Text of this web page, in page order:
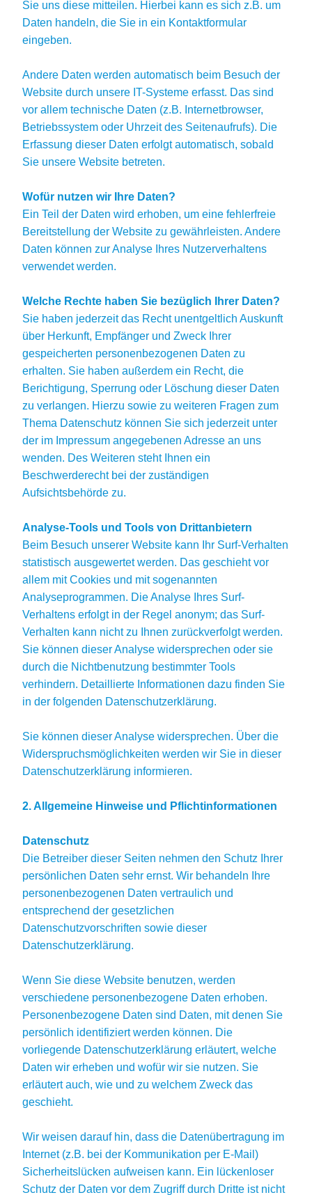
Sie uns diese mitteilen. Hierbei kann es sich z.B. um
Daten handeln, die Sie in ein Kontaktformular
eingeben.
Andere Daten werden automatisch beim Besuch der
Website durch unsere IT-Systeme erfasst. Das sind
vor allem technische Daten (z.B. Internetbrowser,
Betriebssystem oder Uhrzeit des Seitenaufrufs). Die
Erfassung dieser Daten erfolgt automatisch, sobald
Sie unsere Website betreten.
Wofür nutzen wir Ihre Daten?
Ein Teil der Daten wird erhoben, um eine fehlerfreie
Bereitstellung der Website zu gewährleisten. Andere
Daten können zur Analyse Ihres Nutzerverhaltens
verwendet werden.
Welche Rechte haben Sie bezüglich Ihrer Daten?
Sie haben jederzeit das Recht unentgeltlich Auskunft
über Herkunft, Empfänger und Zweck Ihrer
gespeicherten personenbezogenen Daten zu
erhalten. Sie haben außerdem ein Recht, die
Berichtigung, Sperrung oder Löschung dieser Daten
zu verlangen. Hierzu sowie zu weiteren Fragen zum
Thema Datenschutz können Sie sich jederzeit unter
der im Impressum angegebenen Adresse an uns
wenden. Des Weiteren steht Ihnen ein
Beschwerderecht bei der zuständigen
Aufsichtsbehörde zu.
Analyse-Tools und Tools von Drittanbietern
Beim Besuch unserer Website kann Ihr Surf-Verhalten
statistisch ausgewertet werden. Das geschieht vor
allem mit Cookies und mit sogenannten
Analyseprogrammen. Die Analyse Ihres Surf-
Verhaltens erfolgt in der Regel anonym; das Surf-
Verhalten kann nicht zu Ihnen zurückverfolgt werden.
Sie können dieser Analyse widersprechen oder sie
durch die Nichtbenutzung bestimmter Tools
verhindern. Detaillierte Informationen dazu finden Sie
in der folgenden Datenschutzerklärung.
Sie können dieser Analyse widersprechen. Über die
Widerspruchsmöglichkeiten werden wir Sie in dieser
Datenschutzerklärung informieren.
2. Allgemeine Hinweise und Pflichtinformationen
Datenschutz
Die Betreiber dieser Seiten nehmen den Schutz Ihrer
persönlichen Daten sehr ernst. Wir behandeln Ihre
personenbezogenen Daten vertraulich und
entsprechend der gesetzlichen
Datenschutzvorschriften sowie dieser
Datenschutzerklärung.
Wenn Sie diese Website benutzen, werden
verschiedene personenbezogene Daten erhoben.
Personenbezogene Daten sind Daten, mit denen Sie
persönlich identifiziert werden können. Die
vorliegende Datenschutzerklärung erläutert, welche
Daten wir erheben und wofür wir sie nutzen. Sie
erläutert auch, wie und zu welchem Zweck das
geschieht.
Wir weisen darauf hin, dass die Datenübertragung im
Internet (z.B. bei der Kommunikation per E-Mail)
Sicherheitslücken aufweisen kann. Ein lückenloser
Schutz der Daten vor dem Zugriff durch Dritte ist nicht